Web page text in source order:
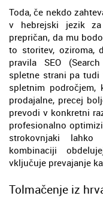
Toda, če nekdo
v hebrejski jezik
prepričan, da mu
to storitev, oziroma,
pravila SEO
spletne strani pa tudi
spletnim
prodajalne, precej
prevodi v konkretni
profesionalno
strokovnjaki
kombinaciji
vključuje prevajanje
Tolmačenje iz